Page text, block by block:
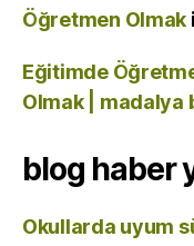
Öğretmen Olmak
Eğitimde
Olmak | madalya
blog haber
Okullarda uyum